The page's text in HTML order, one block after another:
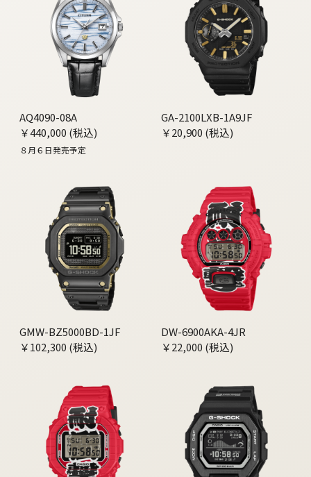
AQ4090-08A
￥440,000 (税込)
８月６日発売予定
GA-2100LXB-1A9JF
￥20,900 (税込)
GMW-BZ5000BD-1JF
￥102,300 (税込)
DW-6900AKA-4JR
￥22,000 (税込)